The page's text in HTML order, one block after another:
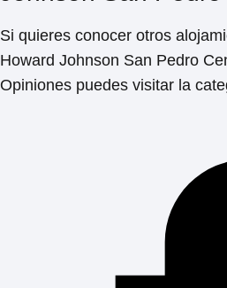
Si quieres conocer otros
Howard Johnson San Pedro
Opiniones puedes visitar la